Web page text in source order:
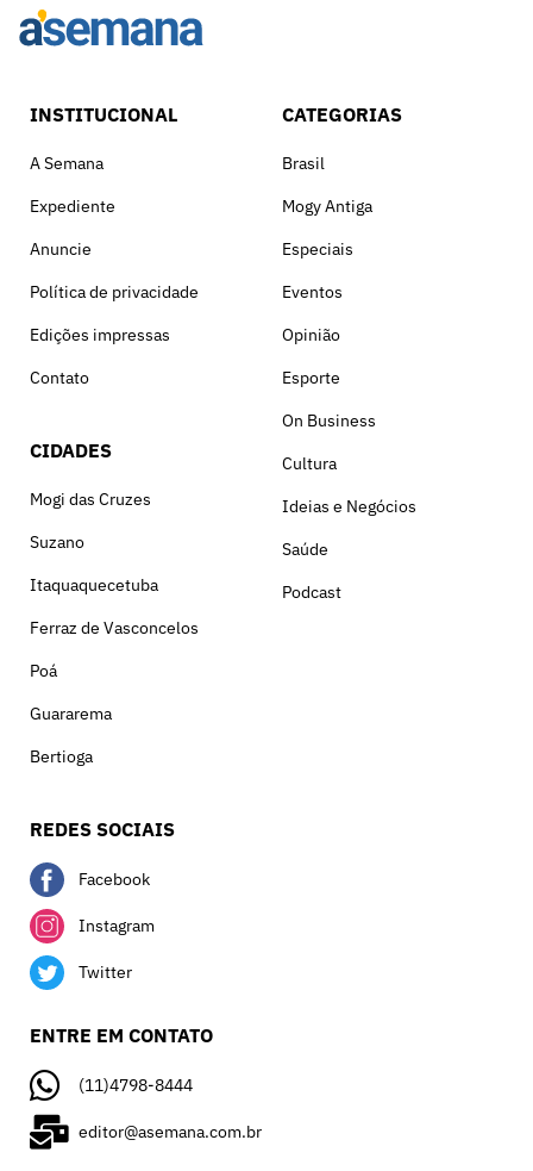
INSTITUCIONAL
A Semana
Expediente
Anuncie
Política de privacidade
Edições impressas
Contato
CIDADES
Mogi das Cruzes
Suzano
Itaquaquecetuba
Ferraz de Vasconcelos
Poá
Guararema
Bertioga
CATEGORIAS
Brasil
Mogy Antiga
Especiais
Eventos
Opinião
Esporte
On Business
Cultura
Ideias e Negócios
Saúde
Podcast
REDES SOCIAIS
Facebook
Instagram
Twitter
ENTRE EM CONTATO
(11)4798-8444
editor@asemana.com.br